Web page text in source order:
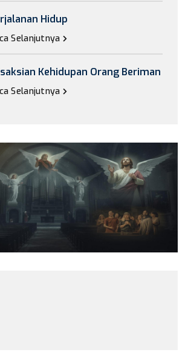
Hidup
Selanjutnya
Kehidupan Orang Beriman
Selanjutnya